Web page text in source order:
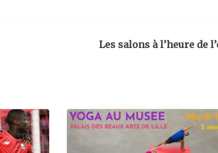
Les salons à l’heure de